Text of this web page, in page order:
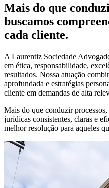
Mais do que
buscamos
cada cliente.
A Laurentiz Sociedade
em ética, responsabilidade,
resultados. Nossa atuação
aprofundada e estratégias
cliente em demandas de alta
Mais do que conduzir
jurídicas consistentes, claras e
melhor resolução para aqueles